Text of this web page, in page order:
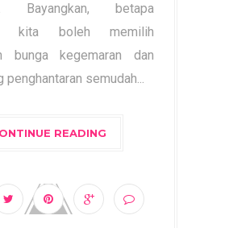
Bayangkan, betapa
kita boleh memilih
bunga kegemaran dan
penghantaran semudah...
READING